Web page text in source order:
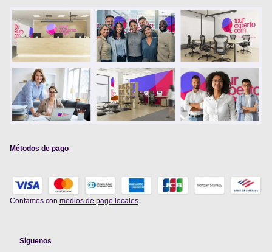
Métodos de pago
Contamos con medios de pago locales
Síguenos